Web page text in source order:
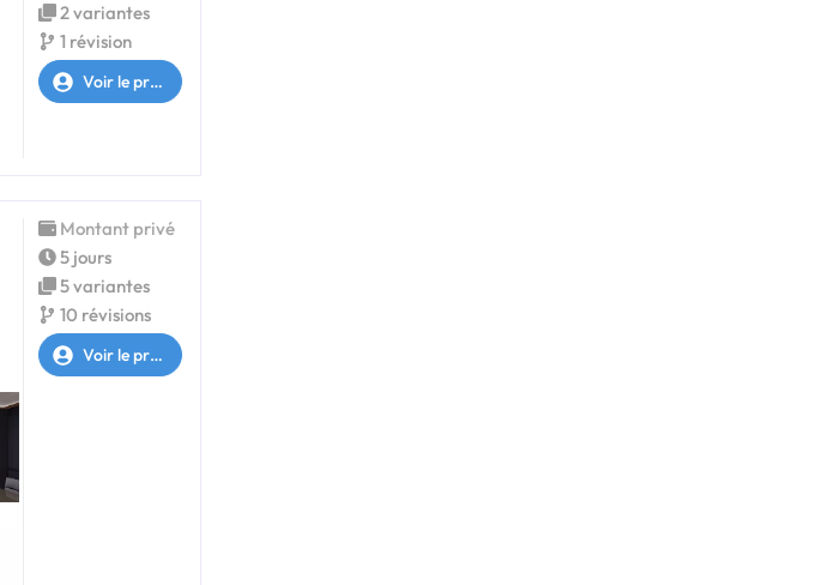
2 variantes
1 révision
Voir le profil
Montant privé
5 jours
5 variantes
10 révisions
Voir le profil